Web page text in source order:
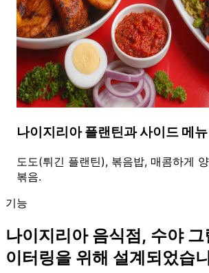
나이지리아 플랜틴과 사이드 메뉴
도도(튀긴 플랜틴), 볶음밥, 매콤하게
볶음.
기능
나이지리아 음식점, 수야 그
이터링을 위해 설계되었습